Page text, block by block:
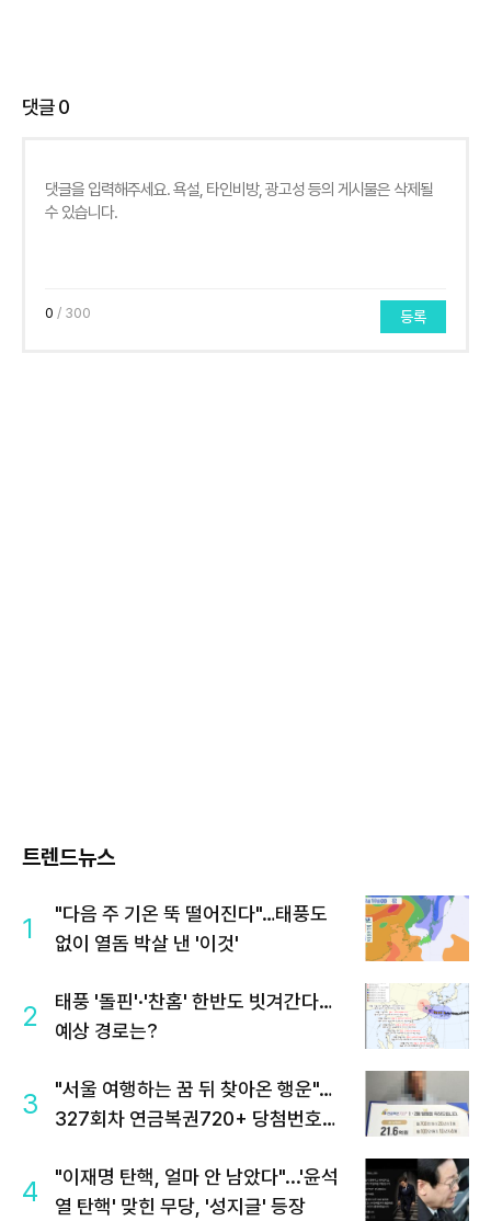
댓글0
0 / 300 등록
트렌드뉴스
1
"다음 주 기온 뚝 떨어진다"…태풍도
없이 열돔 박살 낸 '이것'
2
태풍 '돌핀'·'찬홈' 한반도 빗겨간다…
예상 경로는?
3
"서울 여행하는 꿈 뒤 찾아온 행운"…
327회차 연금복권720+ 당첨번호조
4
"이재명 탄핵, 얼마 안 남았다"...'윤석
열 탄핵' 맞힌 무당, '성지글' 등장